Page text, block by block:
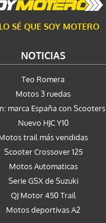
SÉ QUE SOY MOTERO
NOTICIAS
Teo Romera
Motos 3 ruedas
marca España con Scooters
Nuevo HJC Y10
trail más vendidas
Scooter Crossover 125
Motos Automaticas
Serie GSX de Suzuki
QJ Motor 450 Trail
Motos deportivas A2